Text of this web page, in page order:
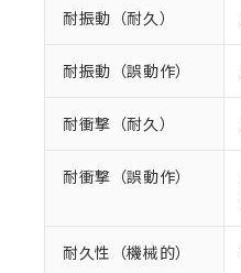
耐振動（耐久）
耐振動（誤動作）
耐衝撃（耐久）
耐衝撃（誤動作）
耐久性（機械的）